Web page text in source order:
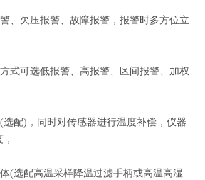
欠压报警、故障报警，报警时多方位立
可选低报警、高报警、区间报警、加权
)，同时对传感器进行温度补偿，仪器
选配高温采样降温过滤手柄或高温高湿